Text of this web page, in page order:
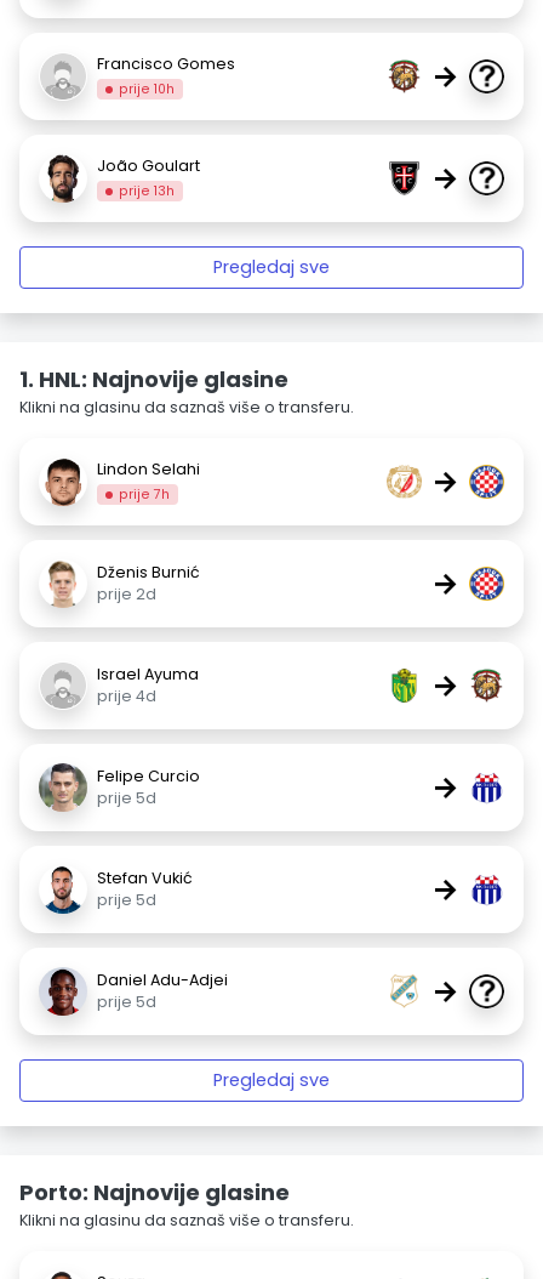
Francisco Gomes
prije 10h →
João Goulart
prije 13h →
Pregledaj sve
1. HNL: Najnovije glasine
Klikni na glasinu da saznaš više o transferu.
Lindon Selahi
prije 7h →
Dženis Burnić
prije 2d
→
Israel Ayuma
prije 4d
→
Felipe Curcio
prije 5d
→
Stefan Vukić
prije 5d
→
Daniel Adu-Adjei
prije 5d
→
Pregledaj sve
Porto: Najnovije glasine
Klikni na glasinu da saznaš više o transferu.